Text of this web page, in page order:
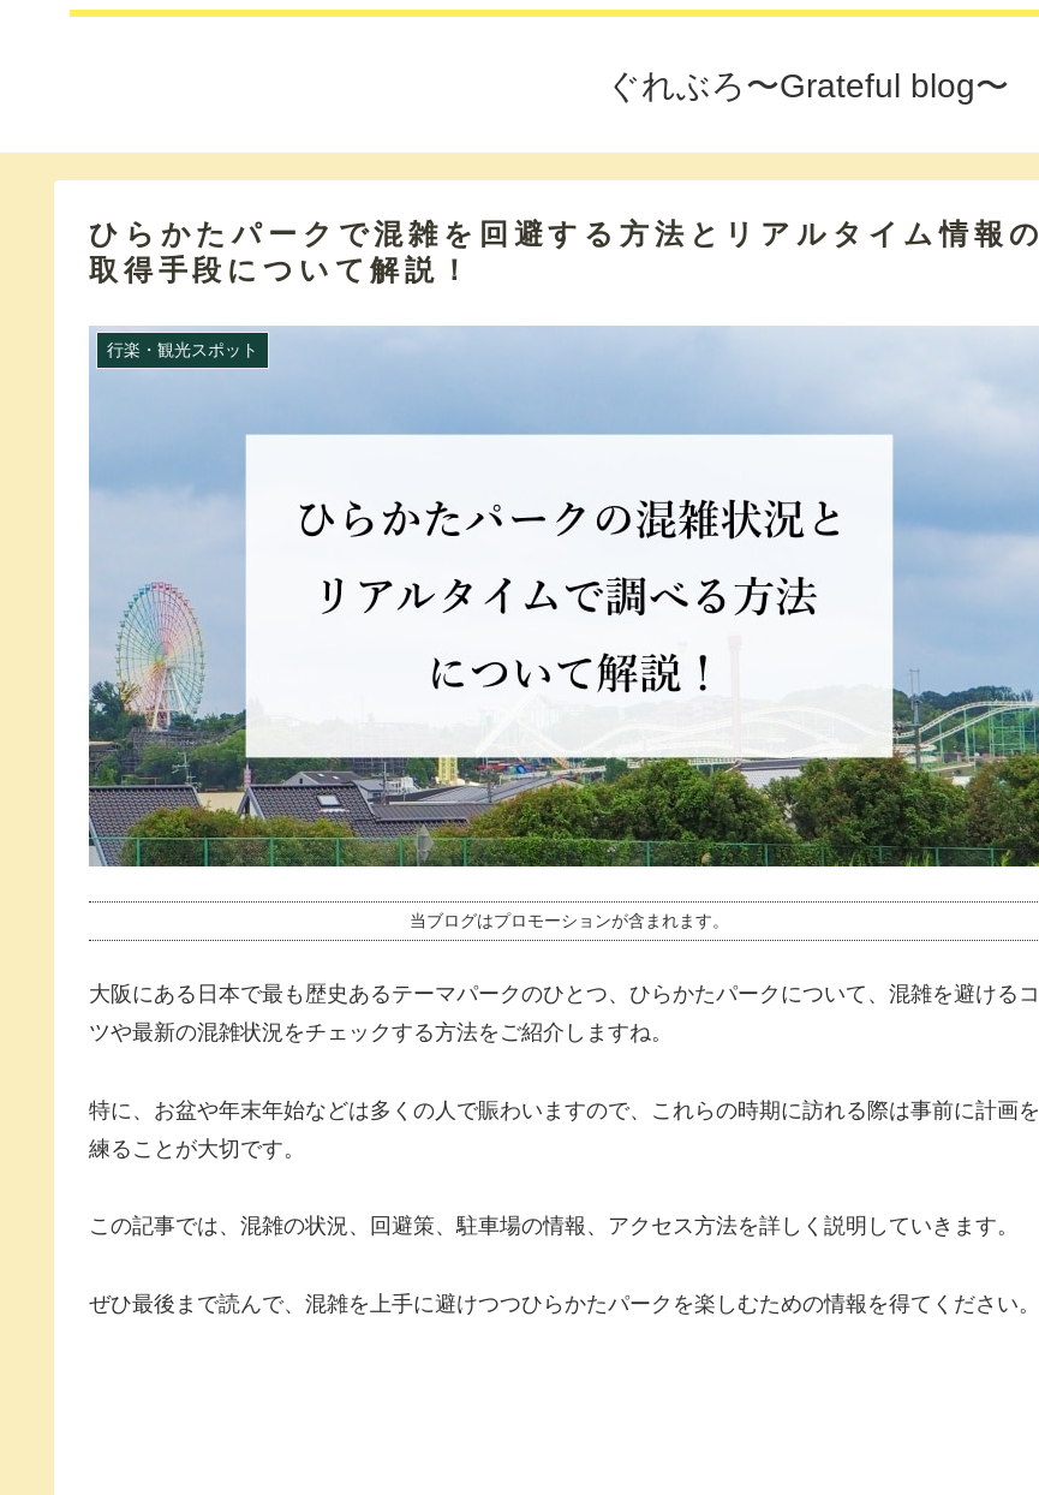
ぐれぶろ〜Grateful blog〜
ひらかたパークで混雑を回避する方法とリアルタイム情報の
取得手段について解説！
行楽・観光スポット
当ブログはプロモーションが含まれます。
大阪にある日本で最も歴史あるテーマパークのひとつ、ひらかたパークについて、混雑を避けるコ
ツや最新の混雑状況をチェックする方法をご紹介しますね。
特に、お盆や年末年始などは多くの人で賑わいますので、これらの時期に訪れる際は事前に計画を
練ることが大切です。
この記事では、混雑の状況、回避策、駐車場の情報、アクセス方法を詳しく説明していきます。
ぜひ最後まで読んで、混雑を上手に避けつつひらかたパークを楽しむための情報を得てください。